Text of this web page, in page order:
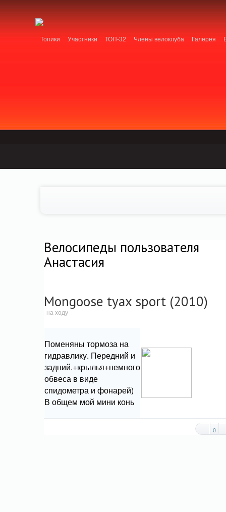
Топики Участники ТОП-32 Члены велоклуба Галерея
Велосипеды пользователя
Анастасия
Mongoose tyax sport (2010)
на ходу
Поменяны тормоза на
гидравлику. Передний и
задний.+крылья+немного
обвеса в виде
спидометра и фонарей)
В общем мой мини конь
0